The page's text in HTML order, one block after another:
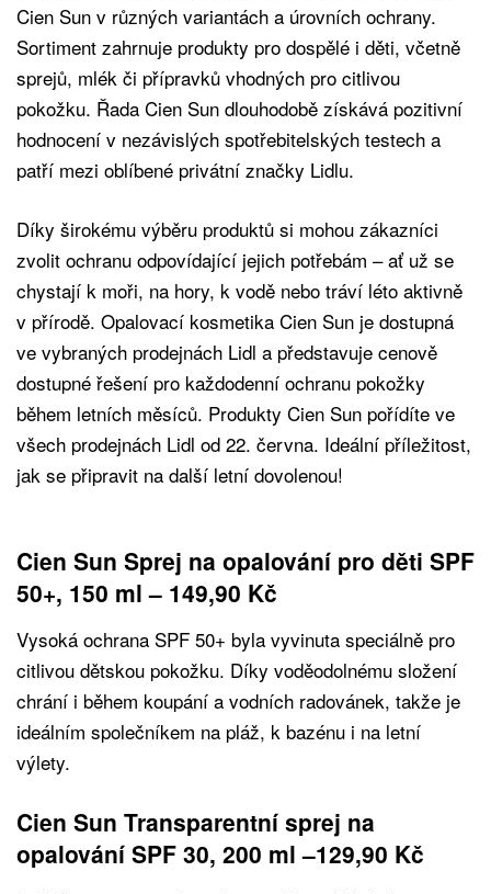
Cien Sun v různých variantách a úrovních ochrany.
Sortiment zahrnuje produkty pro dospělé i děti, včetně
sprejů, mlék či přípravků vhodných pro citlivou
pokožku. Řada Cien Sun dlouhodobě získává pozitivní
hodnocení v nezávislých spotřebitelských testech a
patří mezi oblíbené privátní značky Lidlu.
Díky širokému výběru produktů si mohou zákazníci
zvolit ochranu odpovídající jejich potřebám – ať už se
chystají k moři, na hory, k vodě nebo tráví léto aktivně
v přírodě. Opalovací kosmetika Cien Sun je dostupná
ve vybraných prodejnách Lidl a představuje cenově
dostupné řešení pro každodenní ochranu pokožky
během letních měsíců. Produkty Cien Sun pořídíte ve
všech prodejnách Lidl od 22. června. Ideální příležitost,
jak se připravit na další letní dovolenou!
Cien Sun Sprej na opalování pro děti SPF
50+, 150 ml – 149,90 Kč
Vysoká ochrana SPF 50+ byla vyvinuta speciálně pro
citlivou dětskou pokožku. Díky voděodolnému složení
chrání i během koupání a vodních radovánek, takže je
ideálním společníkem na pláž, k bazénu i na letní
výlety.
Cien Sun Transparentní sprej na
opalování SPF 30, 200 ml –129,90 Kč